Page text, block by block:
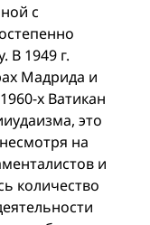
с
В 1949 г.
Мадрида и
х Ватикан
это
на
и
количество